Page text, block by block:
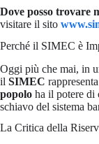
Dove posso trovare
visitare il sito
Perché il SIMEC è
Oggi più che mai, in
il SIMEC
popolo ha il potere di
schiavo del sistema
La Critica della